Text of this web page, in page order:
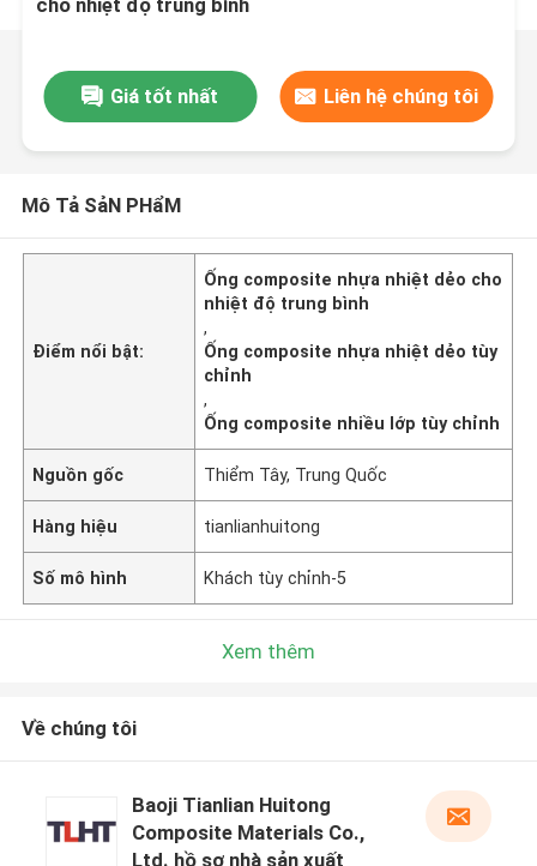
cho nhiệt độ trung bình
Giá tốt nhất Liên hệ chúng tôi
Mô Tả SảN PHẩM
Điểm nổi bật:
Ống composite nhựa nhiệt dẻo cho
nhiệt độ trung bình
,
Ống composite nhựa nhiệt dẻo tùy
chỉnh
,
Ống composite nhiều lớp tùy chỉnh
Nguồn gốc Thiểm Tây, Trung Quốc
Hàng hiệu tianlianhuitong
Số mô hình Khách tùy chỉnh-5
Xem thêm
Về chúng tôi
Baoji Tianlian Huitong
Composite Materials Co.,
Ltd. hồ sơ nhà sản xuất